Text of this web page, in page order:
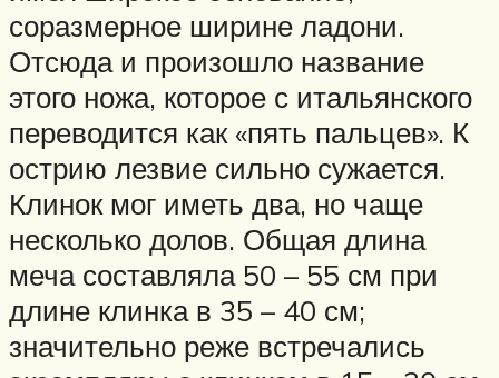
соразмерное ширине ладони.
Отсюда и произошло название
этого ножа, которое с итальянского
переводится как «пять пальцев». К
острию лезвие сильно сужается.
Клинок мог иметь два, но чаще
несколько долов. Общая длина
меча составляла 50 – 55 см при
длине клинка в 35 – 40 см;
значительно реже встречались